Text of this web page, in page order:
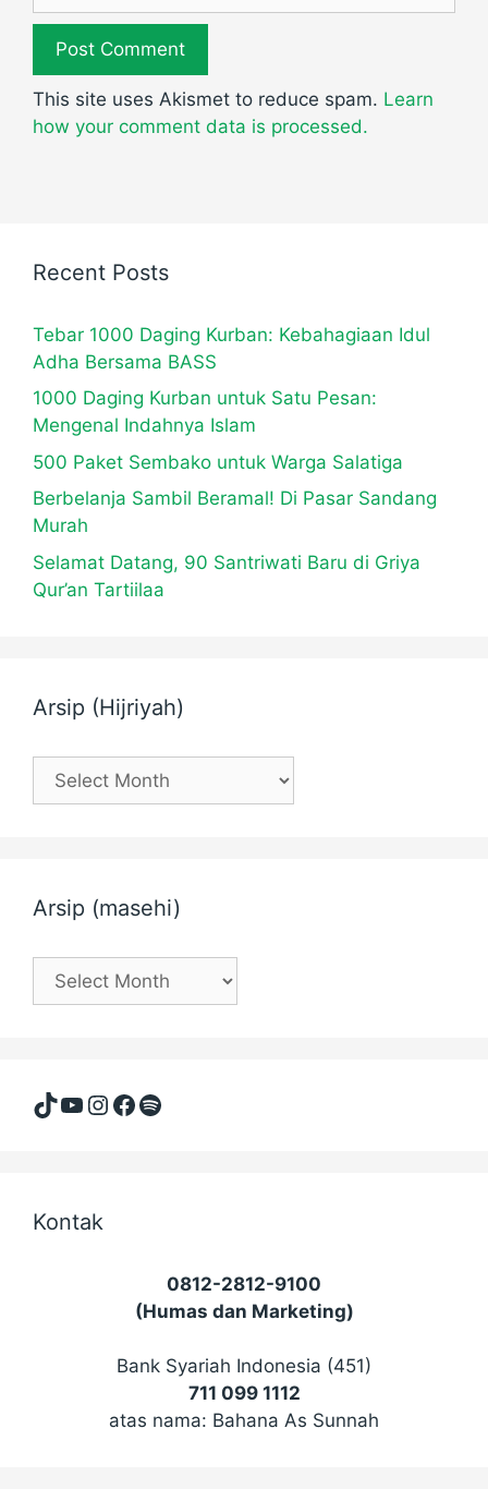
This site uses Akismet to reduce spam. Learn
how your comment data is processed.
Recent Posts
Tebar 1000 Daging Kurban: Kebahagiaan Idul
Adha Bersama BASS
1000 Daging Kurban untuk Satu Pesan:
Mengenal Indahnya Islam
500 Paket Sembako untuk Warga Salatiga
Berbelanja Sambil Beramal! Di Pasar Sandang
Murah
Selamat Datang, 90 Santriwati Baru di Griya
Qur’an Tartiilaa
Arsip (Hijriyah)
Arsip
(Hijriyah)
Arsip (masehi)
Arsip
(masehi)
TikTok
YouTube
Instagram
Facebook
Spotify
Kontak
0812-2812-9100
(Humas dan Marketing)
Bank Syariah Indonesia (451)
711 099 1112
atas nama: Bahana As Sunnah